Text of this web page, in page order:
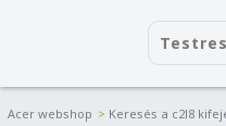
Acer webshop > Keresés a c2l8